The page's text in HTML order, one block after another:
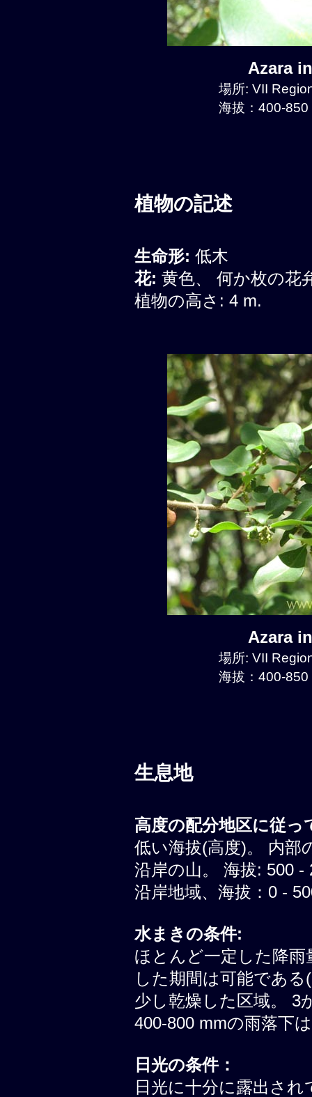
Azara
場所: VII
海拔：400-
植物の記述
生命形: 低木
花: 黄色、 何か枚の花
植物の高さ: 4 m.
Azara
場所: VII
海拔：400-
生息地
高度の配分地区に従っ
低い海拔(高度)。 内部
沿岸の山。 海拔: 500 -
沿岸地域、海拔：0 -
水まきの条件:
ほとんど一定した降
した期間は可能であ
少し乾燥した区域。 3
400-800 mmの雨落下
日光の条件：
日光に十分に露出さ